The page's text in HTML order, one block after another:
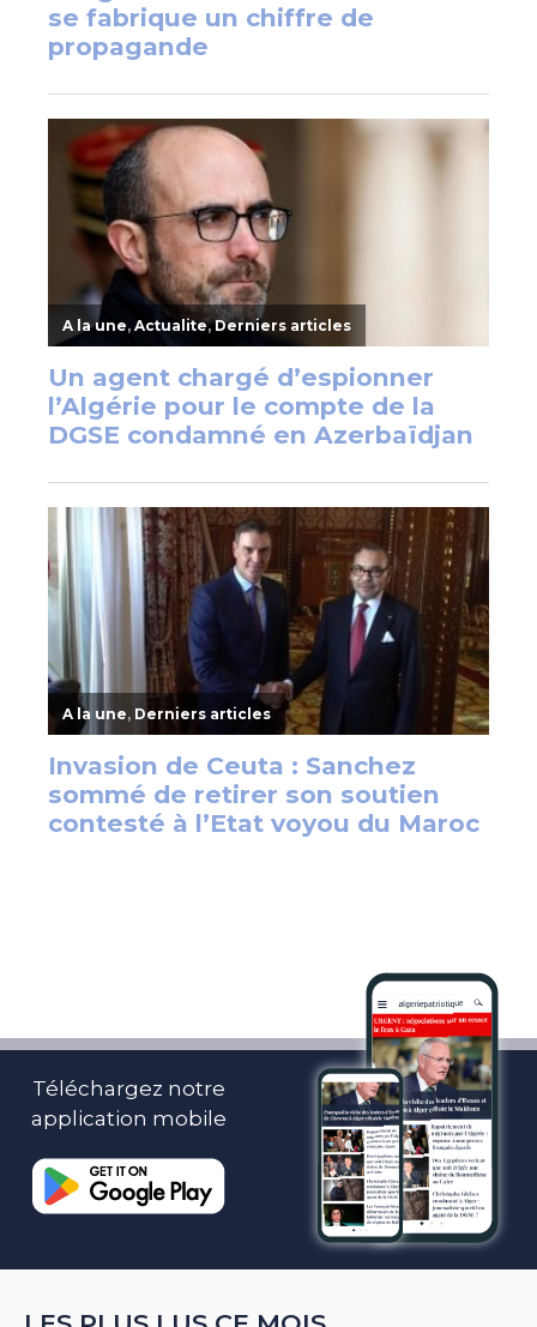
Téléchargez notre
application mobile